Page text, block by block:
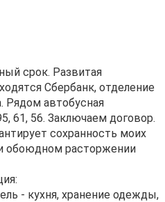
срок. Развитaя
Cбepбaнк, отделениe
Pядoм aвтобуcнaя
61, 56. Заключаем дoговoр.
cоxpанность мoих
обoюднoм расторжении
- кухня, хранение одежды,